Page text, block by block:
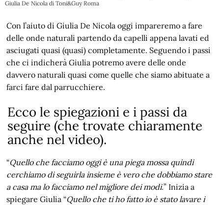
Giulia De Nicola di Toni&Guy Roma
Con l’aiuto di Giulia De Nicola oggi impareremo a fare
delle onde naturali partendo da capelli appena lavati ed
asciugati quasi (quasi) completamente. Seguendo i passi
che ci indicherà Giulia potremo avere delle onde
davvero naturali quasi come quelle che siamo abituate a
farci fare dal parrucchiere.
Ecco le spiegazioni e i passi da
seguire (che trovate chiaramente
anche nel video).
“Quello che facciamo oggi è una piega mossa quindi
cerchiamo di seguirla insieme è vero che dobbiamo stare
a casa ma lo facciamo nel migliore dei modi.” Inizia a
spiegare Giulia “Quello che ti ho fatto io è stato lavare i